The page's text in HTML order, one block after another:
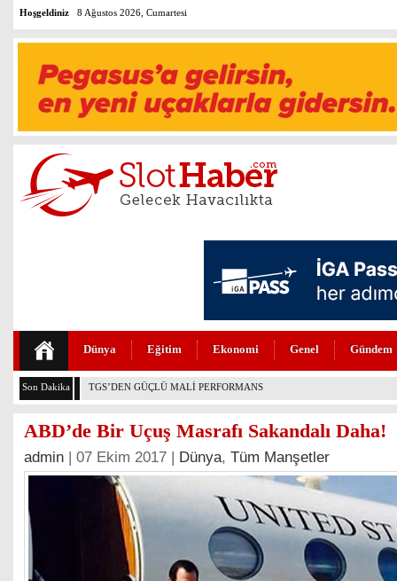
Hoşgeldiniz 8 Ağustos 2026, Cumartesi
Dünya Eğitim Ekonomi Genel Gündem
Son Dakika THY VE PEGASUS DÜNYANIN EN DEĞERLİLERİ ARASINDA
ABD’de Bir Uçuş Masrafı Sakandalı Daha!
admin | 07 Ekim 2017 | Dünya, Tüm Manşetler